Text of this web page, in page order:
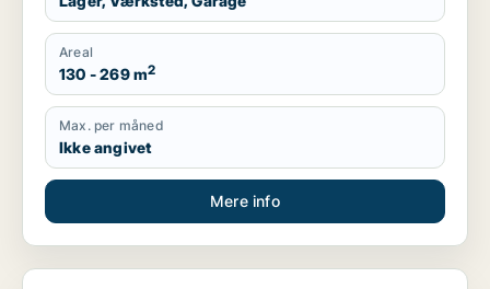
Areal
130 - 269 m2
Max. per måned
Ikke angivet
Mere info